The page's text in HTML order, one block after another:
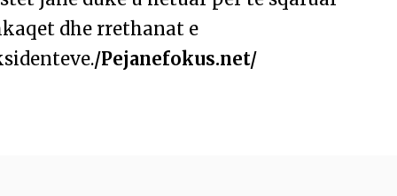
dhe rrethanat e
/Pejanefokus.net/